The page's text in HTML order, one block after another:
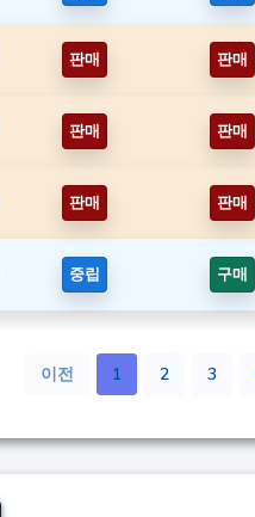
판매 판매
판매 판매
판매 판매
중립 구매
이전 1 2 3